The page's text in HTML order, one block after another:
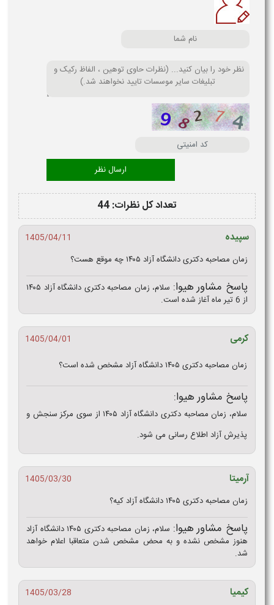
تعداد کل نظرات: 44
سپیده
1405/04/11
زمان مصاحبه دکتری دانشگاه آزاد ۱۴۰۵ چه موقع هست؟
پاسخ مشاور هیوا:
سلام، زمان مصاحبه دکتری دانشگاه آزاد ۱۴۰۵
از 6 تیر ماه آغاز شده است.
کرمی
1405/04/01
زمان مصاحبه دکتری ۱۴۰۵ دانشگاه آزاد مشخص شده است؟
پاسخ مشاور هیوا:
سلام، زمان مصاحبه دکتری دانشگاه آزاد ۱۴۰۵ از سوی مرکز سنجش و
پذیرش آزاد اطلاع رسانی می شود.
آرمیتا
1405/03/30
زمان مصاحبه دکتری ۱۴۰۵ دانشگاه آزاد کیه؟
پاسخ مشاور هیوا:
سلام، زمان مصاحبه دکتری ۱۴۰۵ دانشگاه آزاد
هنوز مشخص نشده و به محض مشخص شدن متعاقبا اعلام خواهد
شد.
کیمیا 1405/03/28